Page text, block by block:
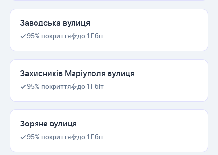
Заводська вулиця
95% покриття до 1 Гбіт
Захисників Маріуполя вулиця
95% покриття до 1 Гбіт
Зоряна вулиця
95% покриття до 1 Гбіт